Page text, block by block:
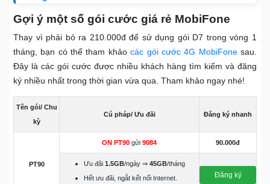
Gợi ý một số gói cước giá rẻ MobiFone
Thay vì phải bỏ ra 210.000đ để sử dụng gói D7 trong vòng 1
tháng, bạn có thể tham khảocác gói cước 4G MobiFonesau.
Đây là các gói cước được nhiều khách hàng tìm kiếm và đăng
ký nhiều nhất trong thời gian vừa qua. Tham khảo ngay nhé!
Tên gói/ Chu
kỳ
Cú pháp/ Ưu đãi Đăng ký nhanh
PT90
ON PT90 gửi 9084 90.000đ
Ưu đãi 1.5GB/ngày ⇒ 45GB/tháng
Hết ưu đãi, ngắt kết nối Internet.
Đăng ký